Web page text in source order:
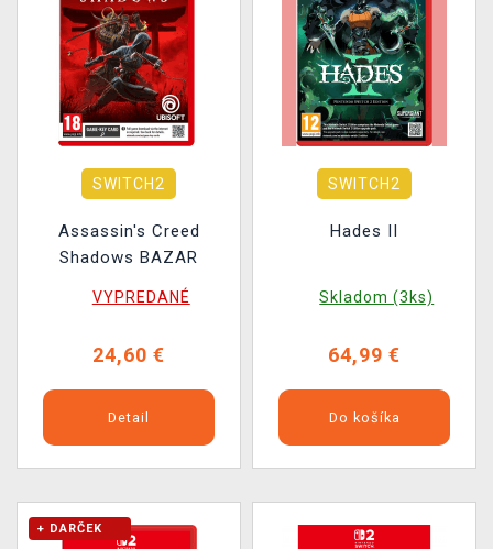
SWITCH2
Assassin's Creed
Shadows BAZAR
VYPREDANÉ
24,60 €
Detail
SWITCH2
Hades II
Skladom (3ks)
64,99 €
Do košíka
+ DARČEK